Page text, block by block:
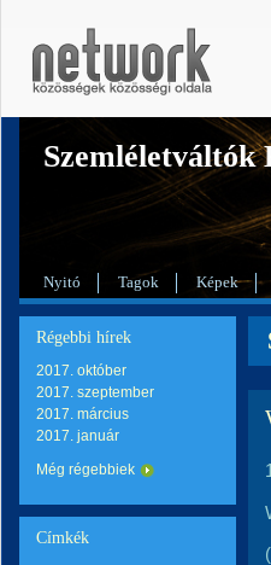
Szemléletváltók
Nyitó Tagok Képek
Régebbi hírek
2017. október
2017. szeptember
2017. március
2017. január
Még régebbiek
Címkék